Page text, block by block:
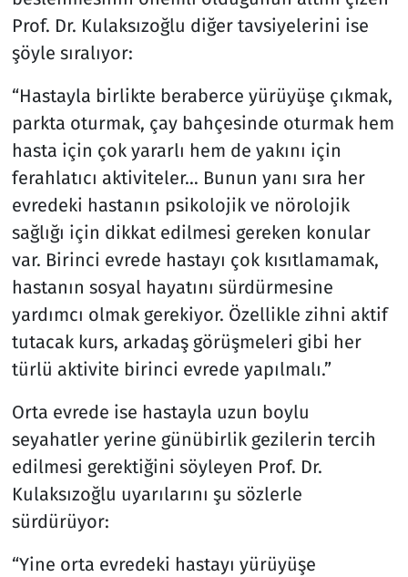
Prof. Dr. Kulaksızoğlu diğer tavsiyelerini ise
şöyle sıralıyor:
“Hastayla birlikte beraberce yürüyüşe çıkmak,
parkta oturmak, çay bahçesinde oturmak hem
hasta için çok yararlı hem de yakını için
ferahlatıcı aktiviteler… Bunun yanı sıra her
evredeki hastanın psikolojik ve nörolojik
sağlığı için dikkat edilmesi gereken konular
var. Birinci evrede hastayı çok kısıtlamamak,
hastanın sosyal hayatını sürdürmesine
yardımcı olmak gerekiyor. Özellikle zihni aktif
tutacak kurs, arkadaş görüşmeleri gibi her
türlü aktivite birinci evrede yapılmalı.”
Orta evrede ise hastayla uzun boylu
seyahatler yerine günübirlik gezilerin tercih
edilmesi gerektiğini söyleyen Prof. Dr.
Kulaksızoğlu uyarılarını şu sözlerle
sürdürüyor:
“Yine orta evredeki hastayı yürüyüşe